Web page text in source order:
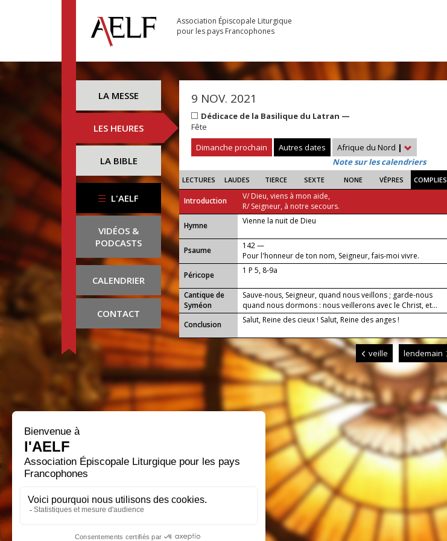
Association Épiscopale Liturgique
pour les pays Francophones
LA MESSE
LES HEURES
LA BIBLE
L'AELF
VIDÉOS &
PODCASTS
CALENDRIER
CONTACT
9 NOV. 2021
Dédicace de la Basilique du Latran —
Fête
Dimanche prochain
Autres dates Afrique du Nord |
Note sur les calendriers
LECTURES LAUDES TIERCE SEXTE NONE VÊPRES COMPLIES
Introduction
V/ Dieu, viens à mon aide,
R/ Seigneur, à notre secours.
...
Hymne Vienne la nuit de Dieu
Psaume
142 —
Pour l'honneur de ton nom, Seigneur, fais-moi vivre.
Péricope
1 P 5, 8-9a
Cantique de
Syméon
Sauve-nous, Seigneur, quand nous veillons ; garde-nous
quand nous dormons : nous veillerons avec le Christ, et...
Conclusion
Salut, Reine des cieux ! Salut, Reine des anges !
veille lendemain